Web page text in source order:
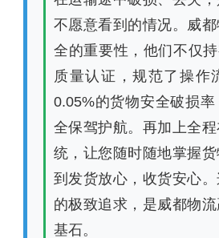
不愿意看到的情况。威
全的重要性，他们不仅
质量认证，规范了操作
0.05%的货物安全破损
全保驾护航。再加上全
统，让您随时随地掌握
到发货放心，收货安心
的极致追求，是威都物
基石。